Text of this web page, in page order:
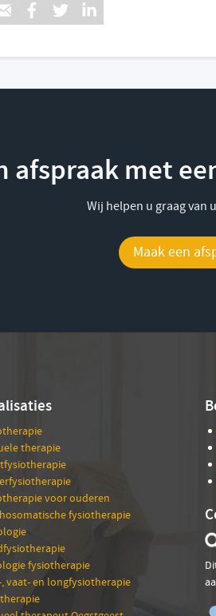
afspraak met
Wij helpen u graag van
Maak een
therapie
voor ouderen
fysiotherapie
fysiotherapie
vaat- en longfysiotherapie